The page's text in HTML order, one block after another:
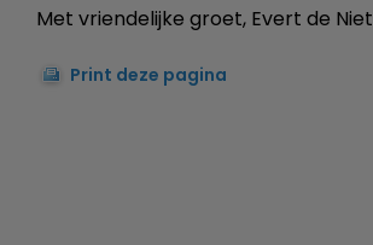
Met vriendelijke groet, Evert de Niet
Print deze pagina